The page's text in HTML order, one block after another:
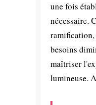
une fois
nécessaire.
ramification,
besoins
maîtriser
lumineuse.